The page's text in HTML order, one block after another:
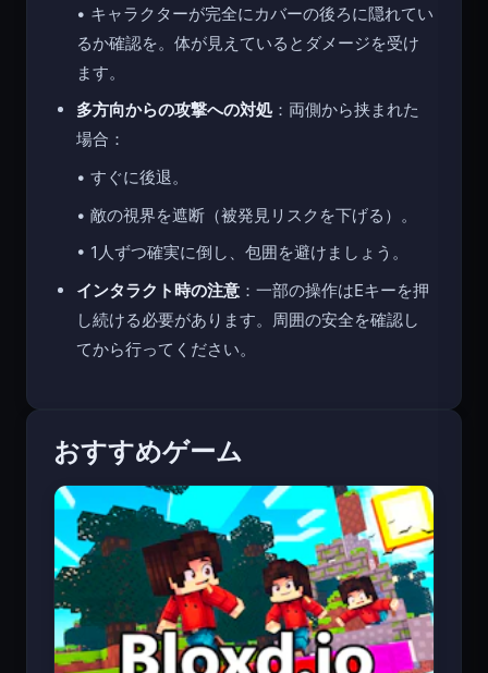
• キャラクターが完全にカバーの後ろに隠れてい
るか確認を。体が見えているとダメージを受け
ます。
多方向からの攻撃への対処 ：両側から挟まれた
場合：
• すぐに後退。
• 敵の視界を遮断（被発見リスクを下げる）。
• 1人ずつ確実に倒し、包囲を避けましょう。
インタラクト時の注意 ：一部の操作はEキーを押
し続ける必要があります。周囲の安全を確認し
てから行ってください。
おすすめゲーム